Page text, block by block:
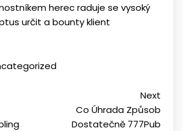
herec raduje se vysoký
určit a bounty klient
Next
Co Úhrada Způsob
Dostatečně 777Pub